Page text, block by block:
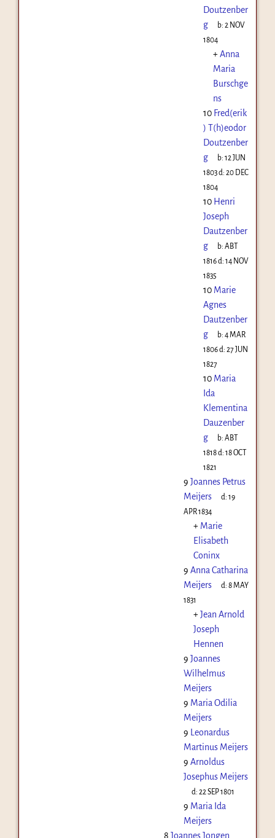
Doutzenber
g
b:2 NOV
1804
+Anna
Maria
Burschge
ns
10 Fred(erik
) T(h)eodor
Doutzenber
g
b:12 JUN
1803d: 20 DEC
1804
10 Henri
Joseph
Dautzenber
g
b:ABT
1816d: 14 NOV
1835
10 Marie
Agnes
Dautzenber
g
b:4 MAR
1806d: 27 JUN
1827
10 Maria
Ida
Klementina
Dauzenber
g
b:ABT
1818d: 18 OCT
1821
9 Joannes Petrus
Meijers
d:19
APR 1834
+ Marie
Elisabeth
Coninx
9 Anna Catharina
Meijers
d:8 MAY
1831
+Jean Arnold
Joseph
Hennen
9 Joannes
Wilhelmus
Meijers
9 Maria Odilia
Meijers
9 Leonardus
Martinus Meijers
9 Arnoldus
Josephus Meijers
d:22 SEP 1801
9 Maria Ida
Meijers
8 Joannes Jongen